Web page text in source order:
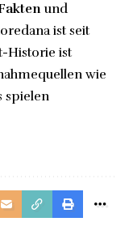
und
ist seit
Historie ist
wie
spielen